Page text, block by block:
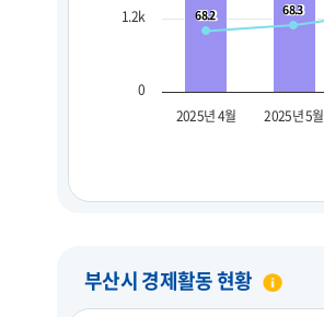
68.2
68.2 68.3
68.3
2025년 4월 2025년 5월
0
1.2k
부산시 경제활동 현황